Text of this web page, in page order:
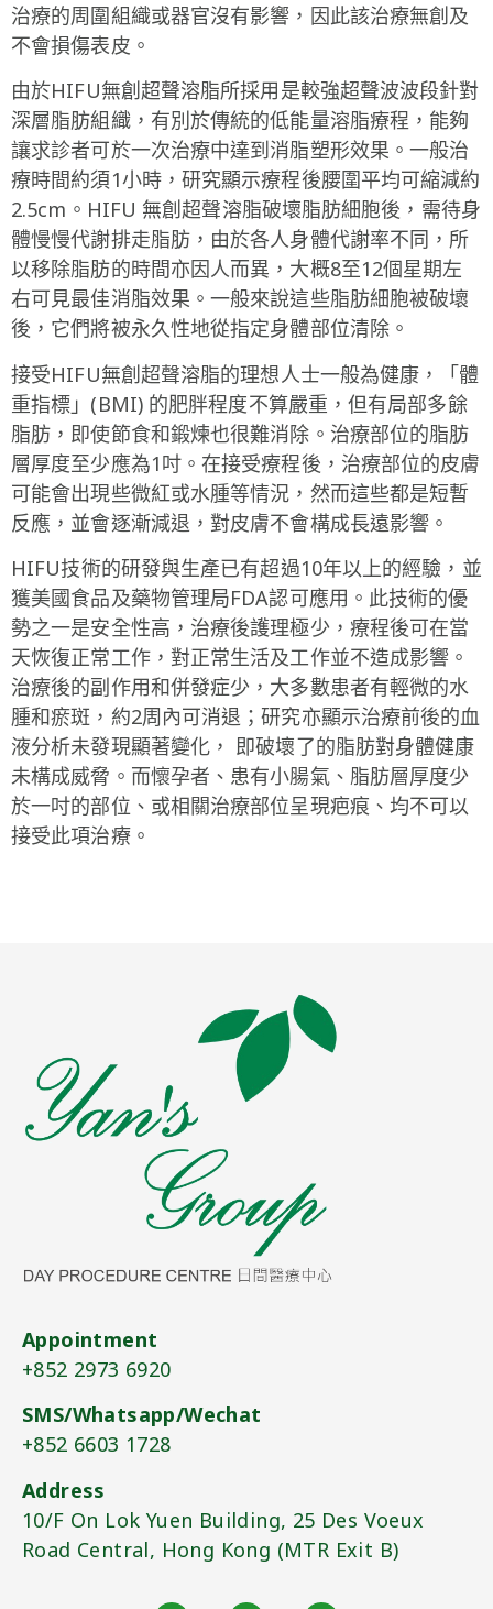
治療的周圍組織或器官沒有影響，因此該治療無創及
不會損傷表皮。
由於HIFU無創超聲溶脂所採用是較強超聲波波段針對
深層脂肪組織，有別於傳統的低能量溶脂療程，能夠
讓求診者可於一次治療中達到消脂塑形效果。一般治
療時間約須1小時，研究顯示療程後腰圍平均可縮減約
2.5cm。HIFU 無創超聲溶脂破壞脂肪細胞後，需待身
體慢慢代謝排走脂肪，由於各人身體代謝率不同，所
以移除脂肪的時間亦因人而異，大概8至12個星期左
右可見最佳消脂效果。一般來說這些脂肪細胞被破壞
後，它們將被永久性地從指定身體部位清除。
接受HIFU無創超聲溶脂的理想人士一般為健康，「體
重指標」(BMI) 的肥胖程度不算嚴重，但有局部多餘
脂肪，即使節食和鍛煉也很難消除。治療部位的脂肪
層厚度至少應為1吋。在接受療程後，治療部位的皮膚
可能會出現些微紅或水腫等情況，然而這些都是短暫
反應，並會逐漸減退，對皮膚不會構成長遠影響。
HIFU技術的研發與生產已有超過10年以上的經驗，並
獲美國食品及藥物管理局FDA認可應用。此技術的優
勢之一是安全性高，治療後護理極少，療程後可在當
天恢復正常工作，對正常生活及工作並不造成影響。
治療後的副作用和併發症少，大多數患者有輕微的水
腫和瘀斑，約2周內可消退；研究亦顯示治療前後的血
液分析未發現顯著變化， 即破壞了的脂肪對身體健康
未構成威脅。而懷孕者、患有小腸氣、脂肪層厚度少
於一吋的部位、或相關治療部位呈現疤痕、均不可以
接受此項治療。
Appointment
+852 2973 6920​
SMS/Whatsapp/Wechat
+852 6603 1728
Address
10/F On Lok Yuen Building, 25 Des Voeux
Road Central, Hong Kong (MTR Exit B)​